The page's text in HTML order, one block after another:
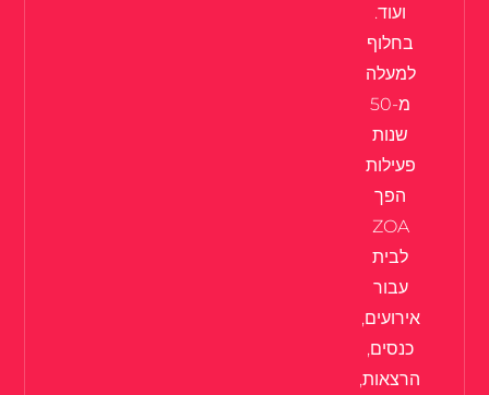
ועוד.
בחלוף
למעלה
מ-50
שנות
פעילות
הפך
ZOA
לבית
עבור
אירועים,
כנסים,
הרצאות,